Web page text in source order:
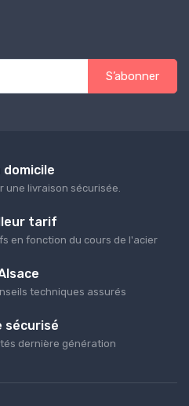
S’abonner
domicile
une livraison sécurisée.
tarif
en fonction du cours de l'acier
techniques assurés
sécurisé
dernière génération